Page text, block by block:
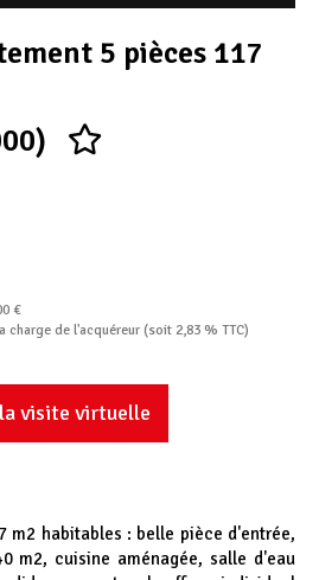
5 pièces 117
€
charge de l'acquéreur (soit 2,83 % TTC)
visite virtuelle
m2 habitables : belle pièce d'entrée,
m2, cuisine aménagée, salle d'eau